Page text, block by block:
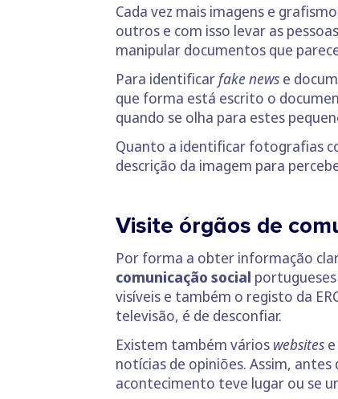
Cada vez mais imagens e
outros e com isso levar as
manipular documentos que
Para identificar fake news e
que forma está escrito o
quando se olha para estes
Quanto a identificar fotografias
descrição da imagem para
Visite órgãos de
Por forma a obter informação
comunicação social
visíveis e também o registo da
televisão, é de desconfiar.
Existem também vários websites e
notícias de opiniões. Assim, antes
acontecimento teve lugar ou se